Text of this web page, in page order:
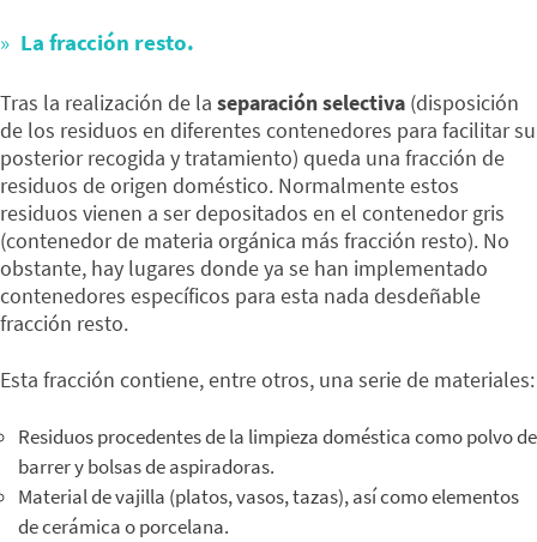
La fracción resto.
Tras la realización de la separación selectiva (disposición
de los residuos en diferentes contenedores para facilitar su
posterior recogida y tratamiento) queda una fracción de
residuos de origen doméstico. Normalmente estos
residuos vienen a ser depositados en el contenedor gris
(contenedor de materia orgánica más fracción resto). No
obstante, hay lugares donde ya se han implementado
contenedores específicos para esta nada desdeñable
fracción resto.
Esta fracción contiene, entre otros, una serie de materiales:
Residuos procedentes de la limpieza doméstica como polvo de
barrer y bolsas de aspiradoras.
Material de vajilla (platos, vasos, tazas), así como elementos
de cerámica o porcelana.